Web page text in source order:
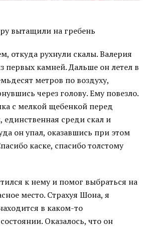
вытащили на гребень
откуда рухнули скалы. Валерия
первых камней. Дальше он летел в
метров по воздуху,
через голову. Ему повезло.
с мелкой щебенкой перед
среди скал и
он упал, оказавшись при этом
каске, спасибо толстому
к нему и помог выбраться на
место. Страхуя Шона, я
в каком-то
Оказалось, что он